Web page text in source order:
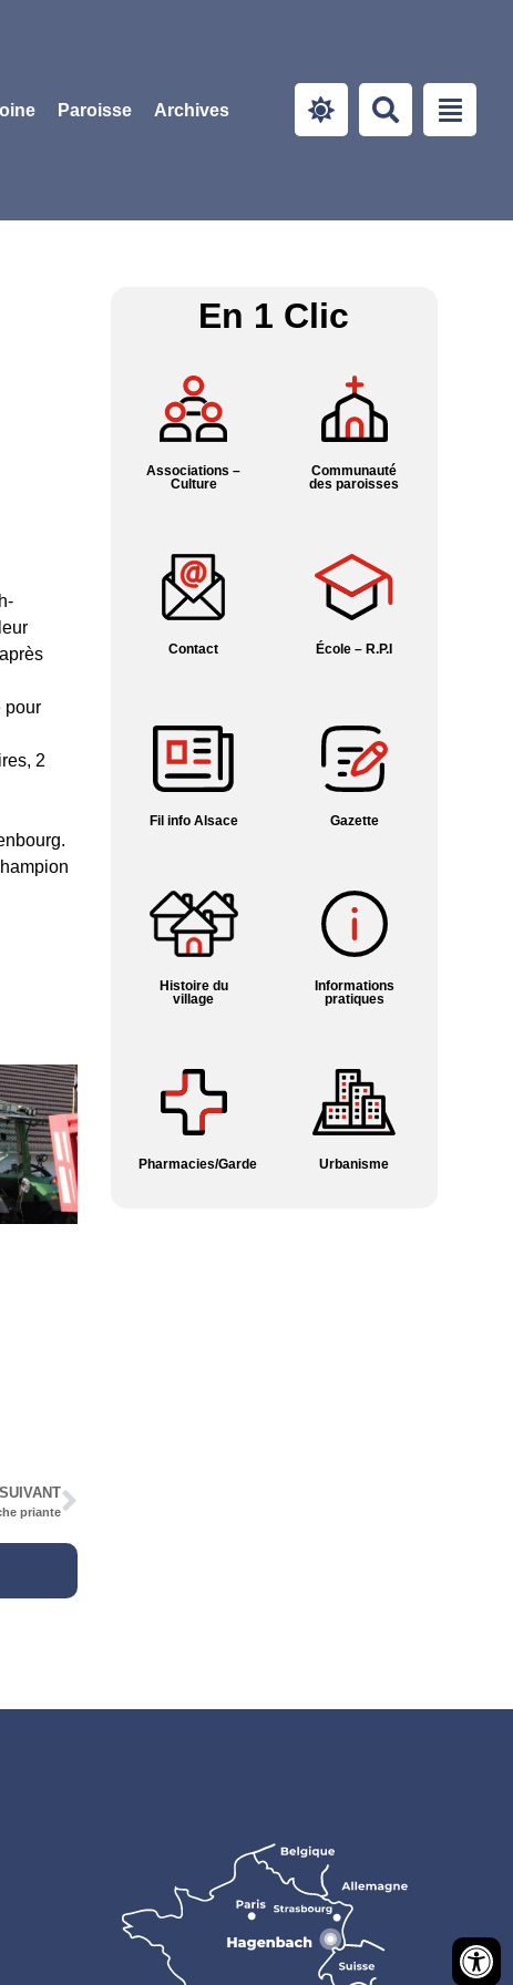
Paroisse Archives
pour
2
SUIVANT
priante
En 1 Clic
Associations –
Culture
Communauté
des paroisses
Contact École – R.P.I
Fil info Alsace Gazette
Histoire du
village
Informations
pratiques
Pharmacies/Garde Urbanisme